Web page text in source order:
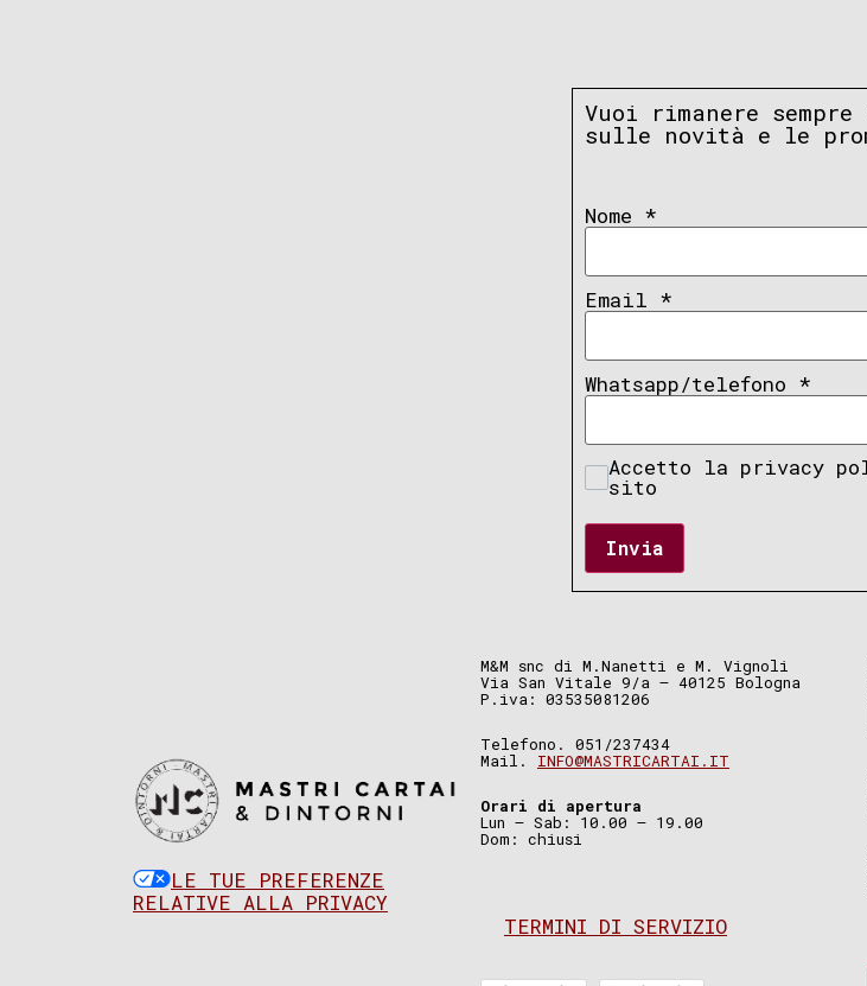
Vuoi rimanere
sulle novità e le
Nome *
Email *
Whatsapp/telefono *
Accetto la privacy
sito
Invia
LE TUE PREFERENZE
RELATIVE ALLA PRIVACY
M&M snc di M.Nanetti e M. Vignoli
Via San Vitale 9/a – 40125 Bologna
P.iva: 03535081206
Telefono. 051/237434
Mail. INFO@MASTRICARTAI.IT
Orari di apertura
Lun – Sab: 10.00 – 19.00
Dom: chiusi
TERMINI DI SERVIZIO